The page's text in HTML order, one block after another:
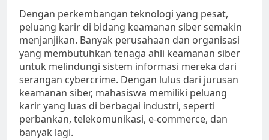
Dengan perkembangan teknologi yang pesat,
peluang karir di bidang keamanan siber semakin
menjanjikan. Banyak perusahaan dan organisasi
yang membutuhkan tenaga ahli keamanan siber
untuk melindungi sistem informasi mereka dari
serangan cybercrime. Dengan lulus dari jurusan
keamanan siber, mahasiswa memiliki peluang
karir yang luas di berbagai industri, seperti
perbankan, telekomunikasi, e-commerce, dan
banyak lagi.